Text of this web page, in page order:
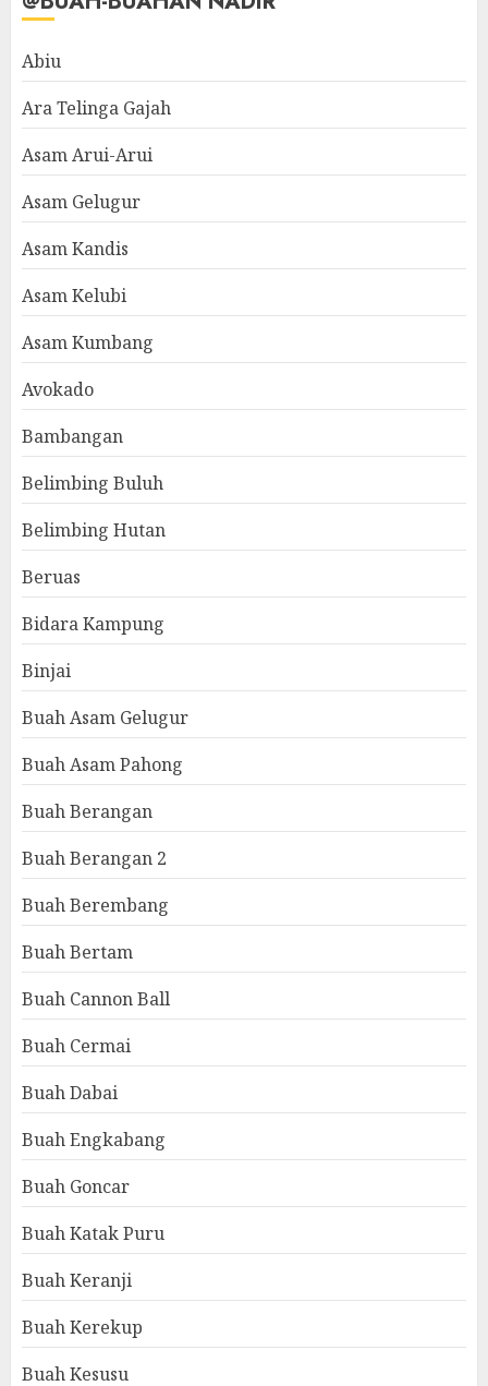
Abiu
Ara Telinga Gajah
Asam Arui-Arui
Asam Gelugur
Asam Kandis
Asam Kelubi
Asam Kumbang
Avokado
Bambangan
Belimbing Buluh
Belimbing Hutan
Beruas
Bidara Kampung
Binjai
Buah Asam Gelugur
Buah Asam Pahong
Buah Berangan
Buah Berangan 2
Buah Berembang
Buah Bertam
Buah Cannon Ball
Buah Cermai
Buah Dabai
Buah Engkabang
Buah Goncar
Buah Katak Puru
Buah Keranji
Buah Kerekup
Buah Kesusu